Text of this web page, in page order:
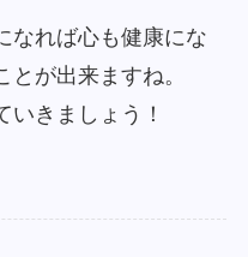
なれば心も健康にな
が出来ますね。
いきましょう！